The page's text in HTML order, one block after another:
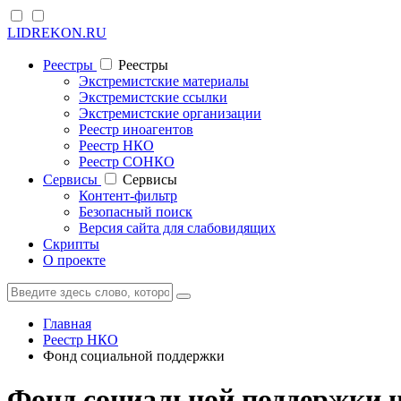
LIDREKON.RU
Реестры
Реестры
Экстремистские материалы
Экстремистские ссылки
Экстремистские организации
Реестр иноагентов
Реестр НКО
Реестр СОНКО
Cервисы
Cервисы
Контент-фильтр
Безопасный поиск
Версия сайта для слабовидящих
Скрипты
О проекте
Главная
Реестр НКО
Фонд социальной поддержки